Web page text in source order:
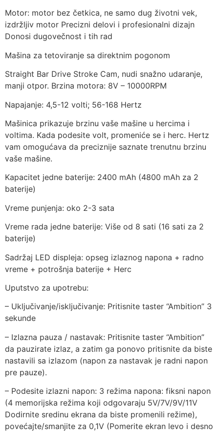
Motor: motor bez četkica, ne samo dug životni vek,
izdržljiv motor Precizni delovi i profesionalni dizajn
Donosi dugovečnost i tih rad
Mašina za tetoviranje sa direktnim pogonom
Straight Bar Drive Stroke Cam, nudi snažno udaranje,
manji otpor. Brzina motora: 8V – 10000RPM
Napajanje: 4,5-12 volti; 56-168 Hertz
Mašinica prikazuje brzinu vaše mašine u hercima i
voltima. Kada podesite volt, promeniće se i herc. Hertz
vam omogućava da preciznije saznate trenutnu brzinu
vaše mašine.
Kapacitet jedne baterije: 2400 mAh (4800 mAh za 2
baterije)
Vreme punjenja: oko 2-3 sata
Vreme rada jedne baterije: Više od 8 sati (16 sati za 2
baterije)
Sadržaj LED displeja: opseg izlaznog napona + radno
vreme + potrošnja baterije + Herc
Uputstvo za upotrebu:
– Uključivanje/isključivanje: Pritisnite taster “Ambition” 3
sekunde
– Izlazna pauza / nastavak: Pritisnite taster “Ambition”
da pauzirate izlaz, a zatim ga ponovo pritisnite da biste
nastavili sa izlazom (napon za nastavak je radni napon
pre pauze).
– Podesite izlazni napon: 3 režima napona: fiksni napon
(4 memorijska režima koji odgovaraju 5V/7V/9V/11V
Dodirnite sredinu ekrana da biste promenili režime),
povećajte/smanjite za 0,1V (Pomerite ekran levo i desno